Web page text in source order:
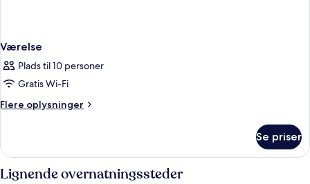
Værelse
Plads til 10 personer
Gratis Wi-Fi
Flere oplysninger
Flere
Se priser
Lignende overnatningssteder